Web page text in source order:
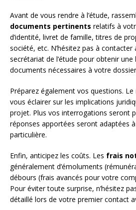
Avant de vous rendre à l’étude,
documents pertinents relatifs à
d’identité, livret de famille, titres de
société, etc. N’hésitez pas à contacter
secrétariat de l’étude pour obtenir une
documents nécessaires à votre
Préparez également vos questions. Le
vous éclairer sur les implications
projet. Plus vos interrogations seront
réponses apportées seront adaptées
particulière.
Enfin, anticipez les coûts. Les frais
généralement d’émoluments
débours (frais avancés pour votre
Pour éviter toute surprise, n’hésitez
détaillé lors de votre premier contact